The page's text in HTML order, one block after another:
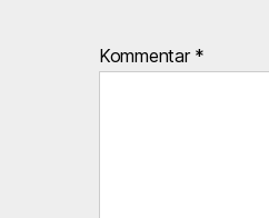
Kommentar *